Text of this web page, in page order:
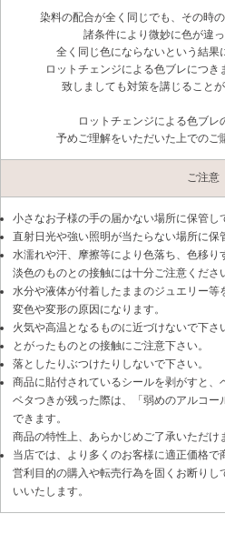
染料の配合が全く同じでも、その時
諸条件により微妙に色が違
全く同じ色にならないという結果
ロットチェンジによる色ブレにつき
致しましても対策を講じること
ロットチェンジによる色ブレ
予めご理解をいただいた上でのご
ご注意
小さなお子様の手の届かない場所に保管し
直射日光や強い照明が当たらない場所に保
水濡れや汗、摩擦等により色落ち、色移り
淡色のものとの接触には十分ご注意くださ
水分や液体が付着したままのジュエリー等
変色や変形の原因になります。
火気や高温となるものに近づけないで下さ
とがったものとの接触にご注意下さい。
落としたりぶつけたりしないで下さい。
商品に貼付されているシールを剥がすと、
ベタつきが残った際は、「弱めのアルコ
できます。
商品の特性上、あらかじめご了承いただけ
当店では、より多くのお客様に適正価格で
営利目的の購入や転売行為を固くお断り
いいたします。